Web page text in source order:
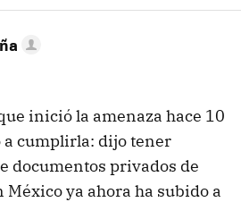
inició la amenaza hace 10
a cumplirla: dijo tener
documentos privados de
ya ahora ha subido a